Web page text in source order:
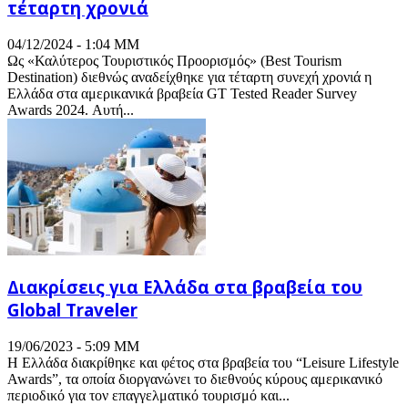
τέταρτη χρονιά
04/12/2024 - 1:04 ΜΜ
Ως «Καλύτερος Τουριστικός Προορισμός» (Best Tourism
Destination) διεθνώς αναδείχθηκε για τέταρτη συνεχή χρονιά η
Ελλάδα στα αμερικανικά βραβεία GT Tested Reader Survey
Awards 2024. Αυτή...
Διακρίσεις για Ελλάδα στα βραβεία του
Global Traveler
19/06/2023 - 5:09 ΜΜ
Η Ελλάδα διακρίθηκε και φέτος στα βραβεία του “Leisure Lifestyle
Awards”, τα οποία διοργανώνει το διεθνούς κύρους αμερικανικό
περιοδικό για τον επαγγελματικό τουρισμό και...